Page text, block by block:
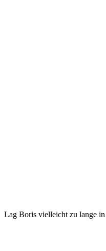
Lag Boris vielleicht zu lange